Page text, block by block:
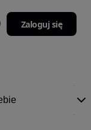
Zaloguj się